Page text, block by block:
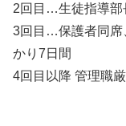
2回目…生徒指導部
3回目…保護者同席
かり7日間
4回目以降 管理職